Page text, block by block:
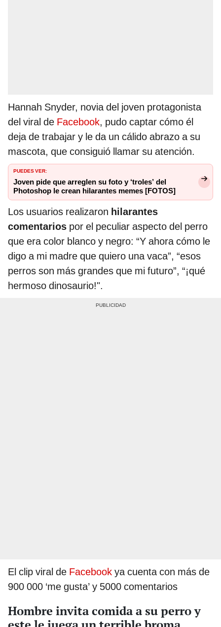
Hannah Snyder, novia del joven protagonista
del viral de Facebook, pudo captar cómo él
deja de trabajar y le da un cálido abrazo a su
mascota, que consiguió llamar su atención.
PUEDES VER:
Joven pide que arreglen su foto y ‘troles’ del
Photoshop le crean hilarantes memes [FOTOS]
Los usuarios realizaron hilarantes
comentarios por el peculiar aspecto del perro
que era color blanco y negro: “Y ahora cómo le
digo a mi madre que quiero una vaca”, “esos
perros son más grandes que mi futuro”, “¡qué
hermoso dinosaurio!".
El clip viral de Facebook ya cuenta con más de
900 000 ‘me gusta’ y 5000 comentarios
Hombre invita comida a su perro y